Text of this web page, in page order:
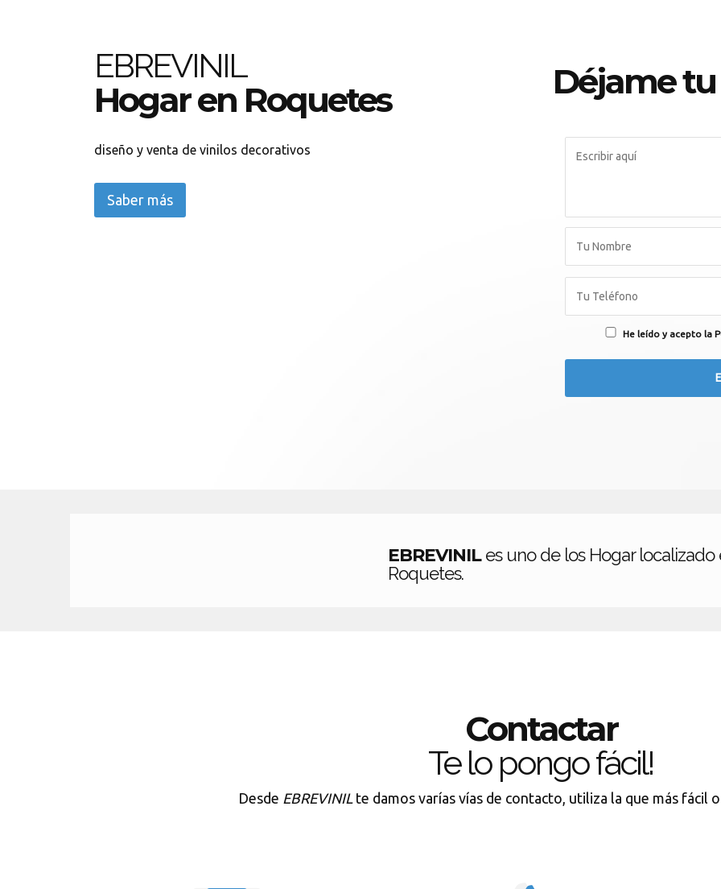
EBREVINIL
Hogar en Roquetes
diseño y venta de vinilos decorativos
Saber más
Déjame tu
He leído y acepto la
EBREVINILes uno de los Hogar localizado
Roquetes.
Contactar
Te lo pongo fácil!
Desde EBREVINILte damos varías vías de contacto, utiliza la que más fácil